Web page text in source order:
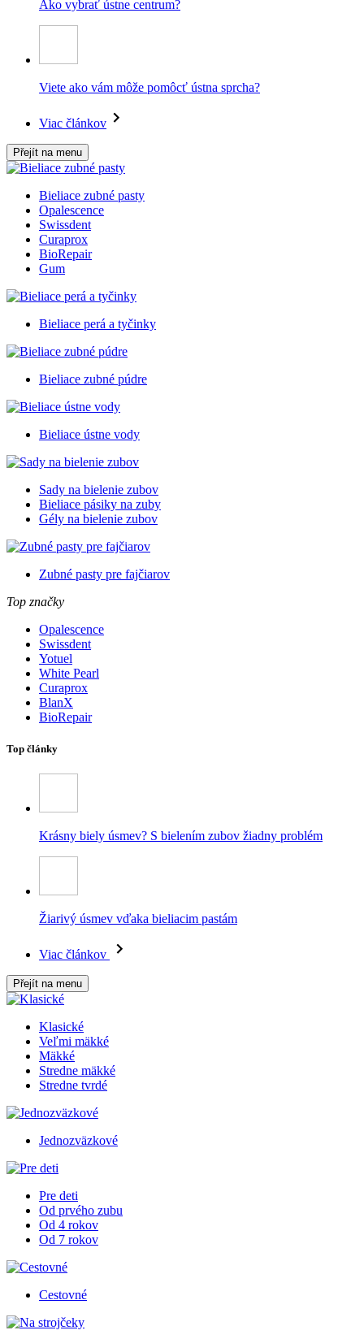
Ako vybrať ústne centrum?
Viete ako vám môže pomôcť ústna sprcha?
Viac článkov
Přejít na menu
Bieliace zubné pasty
Opalescence
Swissdent
Curaprox
BioRepair
Gum
Bieliace perá a tyčinky
Bieliace zubné púdre
Bieliace ústne vody
Sady na bielenie zubov
Bieliace pásiky na zuby
Gély na bielenie zubov
Zubné pasty pre fajčiarov
Top značky
Opalescence
Swissdent
Yotuel
White Pearl
Curaprox
BlanX
BioRepair
Top články
Krásny biely úsmev? S bielením zubov žiadny problém
Žiarivý úsmev vďaka bieliacim pastám
Viac článkov
Přejít na menu
Klasické
Veľmi mäkké
Mäkké
Stredne mäkké
Stredne tvrdé
Jednozväzkové
Pre deti
Od prvého zubu
Od 4 rokov
Od 7 rokov
Cestovné